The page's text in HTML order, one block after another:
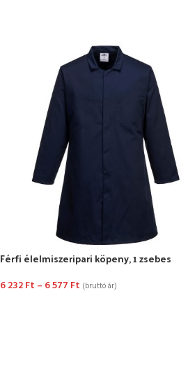
Férfi élelmiszeripari köpeny, 1 zsebes
6 232Ft – 6 577 Ft (bruttó ár)